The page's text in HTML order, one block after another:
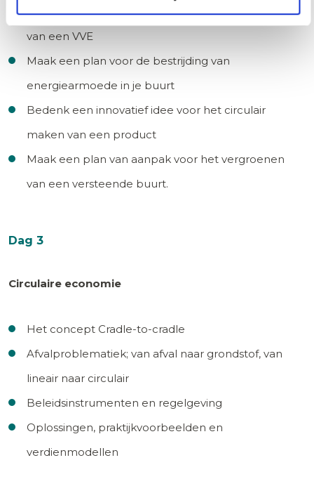
Maak een plan van aanpak voor het verduurzamen
van een VVE
Maak een plan voor de bestrijding van
energiearmoede in je buurt
Bedenk een innovatief idee voor het circulair
maken van een product
Maak een plan van aanpak voor het vergroenen
van een versteende buurt.
Dag 3
Circulaire economie
Het concept Cradle-to-cradle
Afvalproblematiek; van afval naar grondstof, van
lineair naar circulair
Beleidsinstrumenten en regelgeving
Oplossingen, praktijkvoorbeelden en
verdienmodellen